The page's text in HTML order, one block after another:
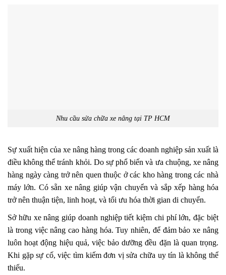
Nhu cầu sửa chữa xe nâng tại TP HCM
Sự xuất hiện của xe nâng hàng trong các doanh nghiệp sản xuất là
điều không thể tránh khỏi. Do sự phổ biến và ưa chuộng, xe nâng
hàng ngày càng trở nên quen thuộc ở các kho hàng trong các nhà
máy lớn. Có sẵn xe nâng giúp vận chuyển và sắp xếp hàng hóa
trở nên thuận tiện, linh hoạt, và tối ưu hóa thời gian di chuyển.
Sở hữu xe nâng giúp doanh nghiệp tiết kiệm chi phí lớn, đặc biệt
là trong việc nâng cao hàng hóa. Tuy nhiên, để đảm bảo xe nâng
luôn hoạt động hiệu quả, việc bảo dưỡng đều đặn là quan trọng.
Khi gặp sự cố, việc tìm kiếm đơn vị sửa chữa uy tín là không thể
thiếu.